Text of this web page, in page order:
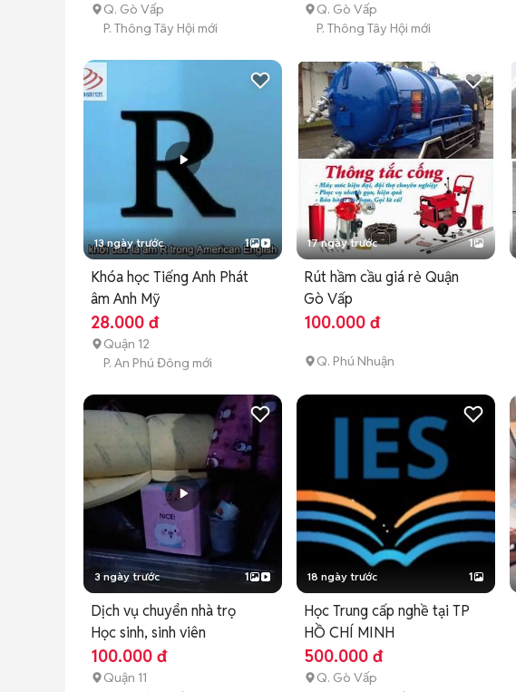
Q. Gò Vấp
P. Thông Tây Hội mới
Q. Gò Vấp
P. Thông Tây Hội mới
13 ngày trước 1
Khóa học Tiếng Anh Phát
âm Anh Mỹ
28.000 đ
Quận 12
P. An Phú Đông mới
17 ngày trước 1
Rút hầm cầu giá rẻ Quận
Gò Vấp
100.000 đ
Q. Phú Nhuận
3 ngày trước 1
Dịch vụ chuyển nhà trọ
Học sinh, sinh viên
100.000 đ
Quận 11
18 ngày trước 1
Học Trung cấp nghề tại TP
HỒ CHÍ MINH
500.000 đ
Q. Gò Vấp